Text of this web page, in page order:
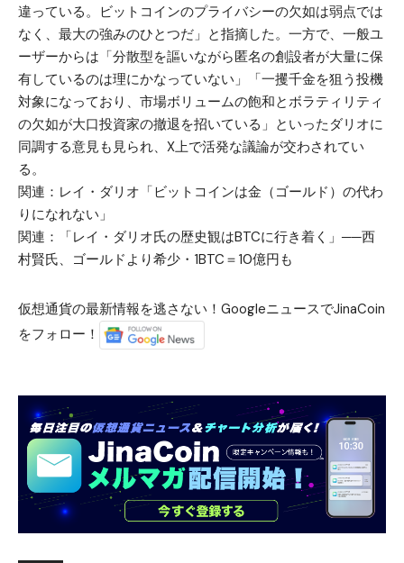
違っている。ビットコインのプライバシーの欠如は弱点では
なく、最大の強みのひとつだ」と指摘した。一方で、一般ユ
ーザーからは「分散型を謳いながら匿名の創設者が大量に保
有しているのは理にかなっていない」「一攫千金を狙う投機
対象になっており、市場ボリュームの飽和とボラティリティ
の欠如が大口投資家の撤退を招いている」といったダリオに
同調する意見も見られ、X上で活発な議論が交わされてい
る。
関連： レイ・ダリオ「ビットコインは金（ゴールド）の代わ
りになれない」
関連：
「レイ・ダリオ氏の歴史観はBTCに行き着く」──西
村賢氏、ゴールドより希少・1BTC＝10億円も
仮想通貨の最新情報を逃さない！GoogleニュースでJinaCoin
をフォロー！